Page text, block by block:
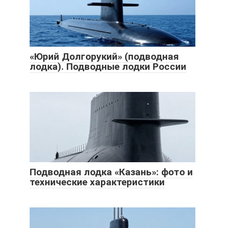
«Юрий Долгорукий» (подводная
лодка). Подводные лодки России
Подводная лодка «Казань»: фото и
технические характеристики